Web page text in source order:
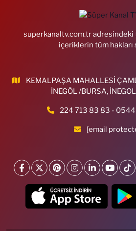
superkanaltv.com.tr adresindeki
içeriklerin tüm hakları
KEMALPAŞA MAHALLESİ
İNEGÖL /BURSA,
224 713 83 83 -
[email